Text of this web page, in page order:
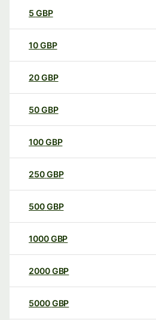
5 GBP
10GBP
20GBP
50GBP
100GBP
250GBP
500GBP
1000GBP
2000GBP
5000GBP